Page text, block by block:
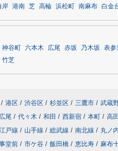
岸 港南 芝 高輪 浜松町 南麻布 白金
神谷町 六本木 広尾 赤坂 乃木坂
表参
竹芝
/ 港区 / 渋谷区 / 杉並区 / 三鷹市 / 武蔵
広尾 / 代々木 / 和田 / 西新宿 / 本町 / 高
戸線 / 山手線 / 総武線 / 南北線 / 丸ノ
堂前 / 市ケ谷 / 飯田橋 / 恵比寿 / 麻布